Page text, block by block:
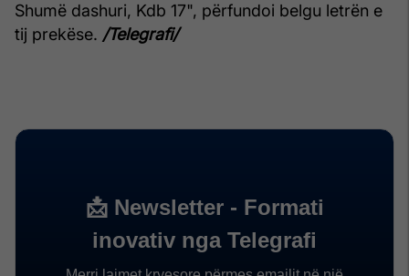
Shumë dashuri, Kdb 17", përfundoi belgu letrën e
tij prekëse. /Telegrafi/